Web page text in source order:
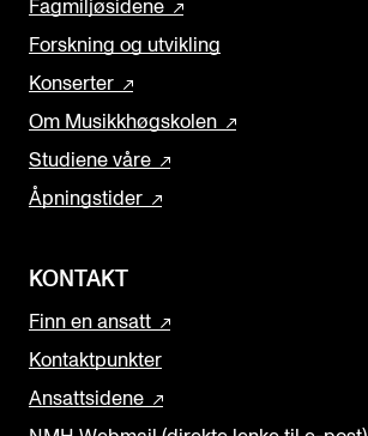
Fagmiljøsidene
Forskning og utvikling
Konserter
Om Musikkhøgskolen
Studiene våre
Åpningstider
KONTAKT
Finn en ansatt
Kontaktpunkter
Ansattsidene